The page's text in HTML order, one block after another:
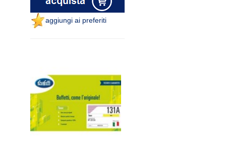
aggiungi ai preferiti